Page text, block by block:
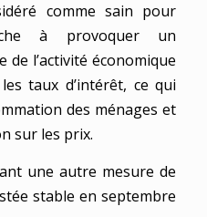
comme sain pour
à provoquer un
l’activité économique
taux d’intérêt, ce qui
des ménages et
sur les prix.
une autre mesure de
stable en septembre